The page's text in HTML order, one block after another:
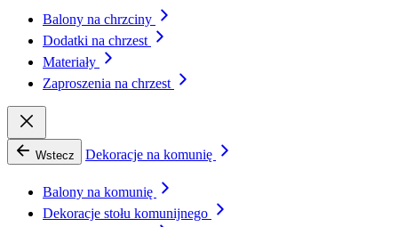
Balony na chrzciny
Dodatki na chrzest
Materiały
Zaproszenia na chrzest
Wstecz Dekoracje na komunię
Balony na komunię
Dekoracje stołu komunijnego